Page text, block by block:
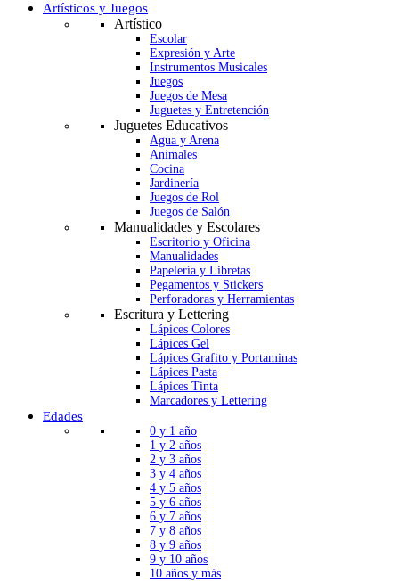
Artísticos y Juegos
Artístico
Escolar
Expresión y Arte
Instrumentos Musicales
Juegos
Juegos de Mesa
Juguetes y Entretención
Juguetes Educativos
Agua y Arena
Animales
Cocina
Jardinería
Juegos de Rol
Juegos de Salón
Manualidades y Escolares
Escritorio y Oficina
Manualidades
Papelería y Libretas
Pegamentos y Stickers
Perforadoras y Herramientas
Escritura y Lettering
Lápices Colores
Lápices Gel
Lápices Grafito y Portaminas
Lápices Pasta
Lápices Tinta
Marcadores y Lettering
Edades
0 y 1 año
1 y 2 años
2 y 3 años
3 y 4 años
4 y 5 años
5 y 6 años
6 y 7 años
7 y 8 años
8 y 9 años
9 y 10 años
10 años y más